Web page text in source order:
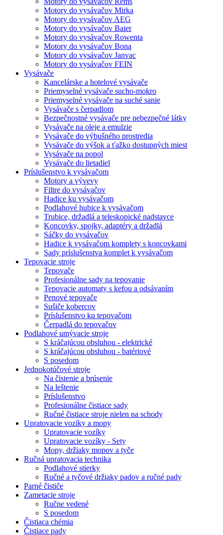
Motory do vysávačov Mirka
Motory do vysávačov AEG
Motory do vysávačov Baier
Motory do vysávačov Rowenta
Motory do vysávačov Bona
Motory do vysávačov Janvac
Motory do vysávačov FEIN
Vysávače
Kancelárske a hotelové vysávače
Priemyselné vysávače sucho-mokro
Priemyselné vysávače na suché sanie
Vysávače s čerpadlom
Bezpečnostné vysávače pre nebezpečné látky
Vysávače na oleje a emulzie
Vysávače do výbušného prostredia
Vysávače do výšok a ťažko dostupných miest
Vysávače na popol
Vysávače do lietadiel
Príslušenstvo k vysávačom
Motory a vývevy
Filtre do vysávačov
Hadice ku vysávačom
Podlahové hubice k vysávačom
Trubice, držadlá a teleskopické nadstavce
Koncovky, spojky, adaptéry a držadlá
Sáčky do vysávačov
Hadice k vysávačom komplety s koncovkami
Sady príslušenstva komplet k vysávačom
Tepovacie stroje
Tepovače
Profesionálne sady na tepovanie
Tepovacie automaty s kefou a odsávaním
Penové tepovače
Sušiče kobercov
Príslušenstvo ku tepovačom
Čerpadlá do tepovačov
Podlahové umývacie stroje
S kráčajúcou obsluhou - elektrické
S kráčajúcou obsluhou - batériové
S posedom
Jednokotúčové stroje
Na čistenie a brúsenie
Na leštenie
Príslušenstvo
Profesionálne čistiace sady
Ručné čistiace stroje nielen na schody
Upratovacie vozíky a mopy
Upratovacie vozíky
Upratovacie vozíky - Sety
Mopy, držiaky mopov a tyče
Ručná upratovacia technika
Podlahové stierky
Ručné a tyčové držiaky padov a ručné pady
Parné čističe
Zametacie stroje
Ručne vedené
S posedom
Čistiaca chémia
Čistiace pady